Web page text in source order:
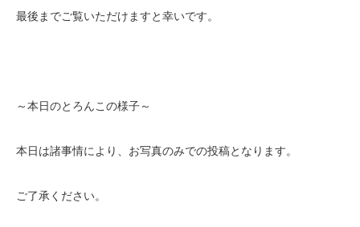
最後までご覧いただけますと幸いです。
～本日のとろんこの様子～
本日は諸事情により、お写真のみでの投稿となります。
ご了承ください。